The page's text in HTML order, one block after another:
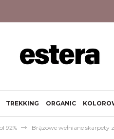
TREKKING ORGANIC
92% Brązowe wełniane skarpety